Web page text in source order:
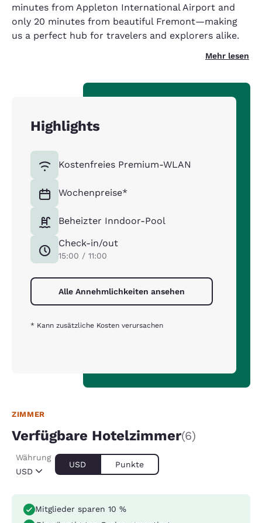
minutes from Appleton International Airport and
only 20 minutes from beautiful Fremont—making
us a perfect hub for travelers and explorers alike.
Mehr lesen
Highlights
Kostenfreies Premium-WLAN
Wochenpreise*
Beheizter Inndoor-Pool
Check-in/out
15:00 / 11:00
Alle Annehmlichkeiten ansehen
* Kann zusätzliche Kosten verursachen
ZIMMER
Verfügbare Hotelzimmer(6)
USD
Währung
USD Punkte
Mitglieder sparen 10 %